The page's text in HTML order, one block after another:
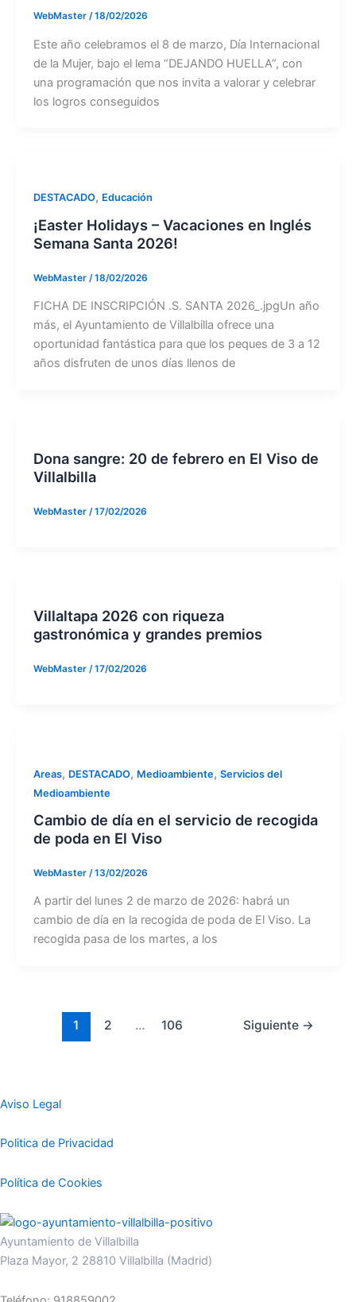
WebMaster /18/02/2026
Este año celebramos el 8 de marzo, Día Internacional
de la Mujer, bajo el lema “DEJANDO HUELLA”, con
una programación que nos invita a valorar y celebrar
los logros conseguidos
DESTACADO, Educación
¡Easter Holidays – Vacaciones en Inglés
Semana Santa 2026!
WebMaster /18/02/2026
FICHA DE INSCRIPCIÓN .S. SANTA 2026_.jpgUn año
más, el Ayuntamiento de Villalbilla ofrece una
oportunidad fantástica para que los peques de 3 a 12
años disfruten de unos días llenos de
Dona sangre: 20 de febrero en El Viso de
Villalbilla
WebMaster /17/02/2026
Villaltapa 2026 con riqueza
gastronómica y grandes premios
WebMaster /17/02/2026
Areas, DESTACADO, Medioambiente, Servicios del
Medioambiente
Cambio de día en el servicio de recogida
de poda en El Viso
WebMaster /13/02/2026
A partir del lunes 2 de marzo de 2026: habrá un
cambio de día en la recogida de poda de El Viso. La
recogida pasa de los martes, a los
1 2 … 106 Siguiente →
Aviso Legal
Politica de Privacidad
Política de Cookies
Ayuntamiento de Villalbilla
Plaza Mayor, 2 28810 Villalbilla (Madrid)